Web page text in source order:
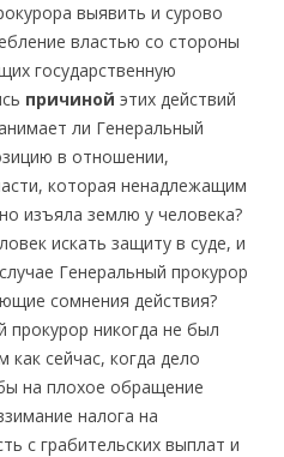
выявить и сурово
властью со стороны
государственную
причиной этих действий
ли Генеральный
в отношении,
которая ненадлежащим
изъяла землю у человека?
искать защиту в суде, и
Генеральный прокурор
сомнения действия?
прокурор никогда не был
как сейчас, когда дело
на плохое обращение
налога на
с грабительских выплат и